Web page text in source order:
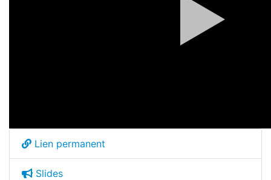
Lien permanent
Slides